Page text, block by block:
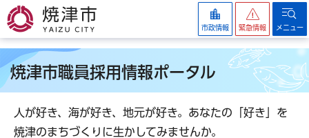
焼津市
市政情報 緊急情報 メニュー
焼津市職員採用情報ポータル
人が好き、海が好き、地元が好き。あなたの「好き」を
焼津のまちづくりに生かしてみませんか。